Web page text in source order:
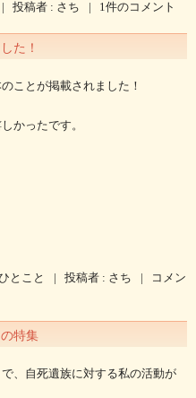
| 投稿者 : さち | 1件のコメント
た！
ことが掲載されました！
かったです。
とこと | 投稿者 : さち |
コメン
特集
、自死遺族に対する私の活動が